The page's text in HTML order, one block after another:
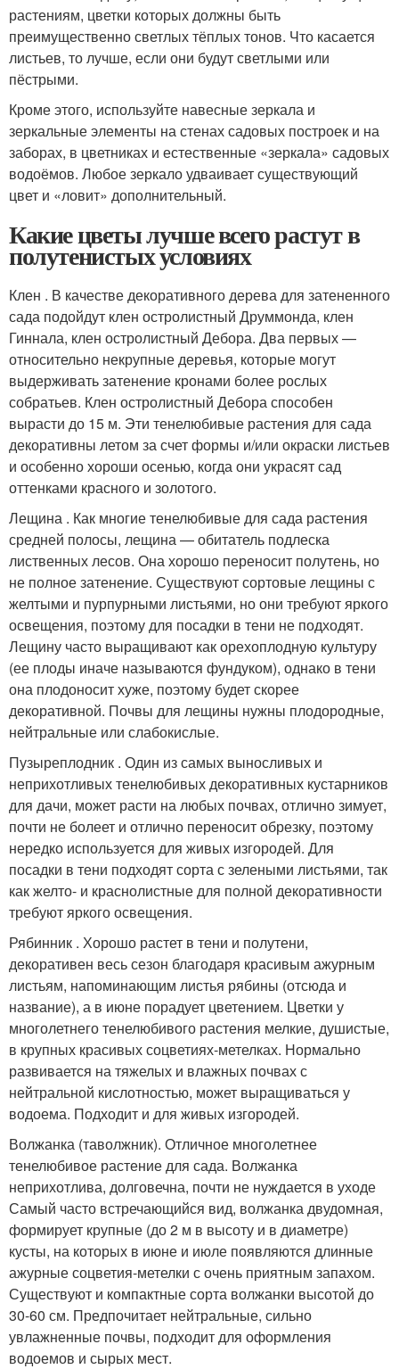
растениям, цветки которых должны быть
преимущественно светлых тёплых тонов. Что касается
листьев, то лучше, если они будут светлыми или
пёстрыми.
Кроме этого, используйте навесные зеркала и
зеркальные элементы на стенах садовых построек и на
заборах, в цветниках и естественные «зеркала» садовых
водоёмов. Любое зеркало удваивает существующий
цвет и «ловит» дополнительный.
Какие цветы лучше всего растут в
полутенистых условиях
Клен . В качестве декоративного дерева для затененного
сада подойдут клен остролистный Друммонда, клен
Гиннала, клен остролистный Дебора. Два первых —
относительно некрупные деревья, которые могут
выдерживать затенение кронами более рослых
собратьев. Клен остролистный Дебора способен
вырасти до 15 м. Эти тенелюбивые растения для сада
декоративны летом за счет формы и/или окраски листьев
и особенно хороши осенью, когда они украсят сад
оттенками красного и золотого.
Лещина . Как многие тенелюбивые для сада растения
средней полосы, лещина — обитатель подлеска
лиственных лесов. Она хорошо переносит полутень, но
не полное затенение. Существуют сортовые лещины с
желтыми и пурпурными листьями, но они требуют яркого
освещения, поэтому для посадки в тени не подходят.
Лещину часто выращивают как орехоплодную культуру
(ее плоды иначе называются фундуком), однако в тени
она плодоносит хуже, поэтому будет скорее
декоративной. Почвы для лещины нужны плодородные,
нейтральные или слабокислые.
Пузыреплодник . Один из самых выносливых и
неприхотливых тенелюбивых декоративных кустарников
для дачи, может расти на любых почвах, отлично зимует,
почти не болеет и отлично переносит обрезку, поэтому
нередко используется для живых изгородей. Для
посадки в тени подходят сорта с зелеными листьями, так
как желто- и краснолистные для полной декоративности
требуют яркого освещения.
Рябинник . Хорошо растет в тени и полутени,
декоративен весь сезон благодаря красивым ажурным
листьям, напоминающим листья рябины (отсюда и
название), а в июне порадует цветением. Цветки у
многолетнего тенелюбивого растения мелкие, душистые,
в крупных красивых соцветиях-метелках. Нормально
развивается на тяжелых и влажных почвах с
нейтральной кислотностью, может выращиваться у
водоема. Подходит и для живых изгородей.
Волжанка (таволжник). Отличное многолетнее
тенелюбивое растение для сада. Волжанка
неприхотлива, долговечна, почти не нуждается в уходе
Самый часто встречающийся вид, волжанка двудомная,
формирует крупные (до 2 м в высоту и в диаметре)
кусты, на которых в июне и июле появляются длинные
ажурные соцветия-метелки с очень приятным запахом.
Существуют и компактные сорта волжанки высотой до
30-60 см. Предпочитает нейтральные, сильно
увлажненные почвы, подходит для оформления
водоемов и сырых мест.